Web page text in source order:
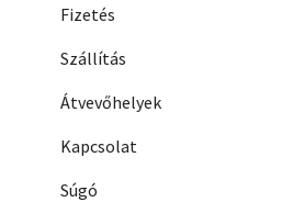
Fizetés
Szállítás
Átvevőhelyek
Kapcsolat
Súgó